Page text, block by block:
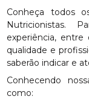
Conheça todos
Nutricionistas.
experiência,
qualidade e
saberão indicar e
Conhecendo
como: